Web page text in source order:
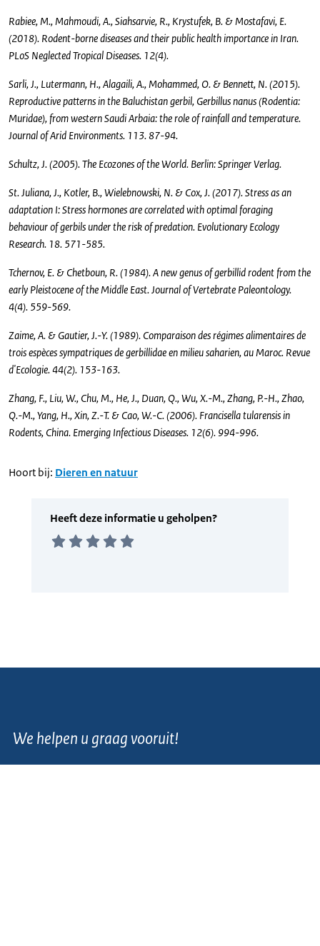
Rabiee, M., Mahmoudi, A., Siahsarvie, R., Krystufek, B. & Mostafavi, E.
(2018). Rodent-borne diseases and their public health importance in Iran.
PLoS Neglected Tropical Diseases. 12(4).
Sarli, J., Lutermann, H., Alagaili, A., Mohammed, O. & Bennett, N. (2015).
Reproductive patterns in the Baluchistan gerbil, Gerbillus nanus (Rodentia:
Muridae), from western Saudi Arbaia: the role of rainfall and temperature.
Journal of Arid Environments. 113. 87-94.
Schultz, J. (2005). The Ecozones of the World. Berlin: Springer Verlag.
St. Juliana, J., Kotler, B., Wielebnowski, N. & Cox, J. (2017). Stress as an
adaptation I: Stress hormones are correlated with optimal foraging
behaviour of gerbils under the risk of predation. Evolutionary Ecology
Research. 18. 571-585.
Tchernov, E. & Chetboun, R. (1984). A new genus of gerbillid rodent from the
early Pleistocene of the Middle East. Journal of Vertebrate Paleontology.
4(4). 559-569.
Zaime, A. & Gautier, J.-Y. (1989). Comparaison des régimes alimentaires de
trois espèces sympatriques de gerbillidae en milieu saharien, au Maroc. Revue
d'Ecologie. 44(2). 153-163.
Zhang, F., Liu, W., Chu, M., He, J., Duan, Q., Wu, X.-M., Zhang, P.-H., Zhao,
Q.-M., Yang, H., Xin, Z.-T. & Cao, W.-C. (2006). Francisella tularensis in
Rodents, China. Emerging Infectious Diseases. 12(6). 994-996.
Hoort bij: Dieren en natuur
We helpen u graag vooruit!